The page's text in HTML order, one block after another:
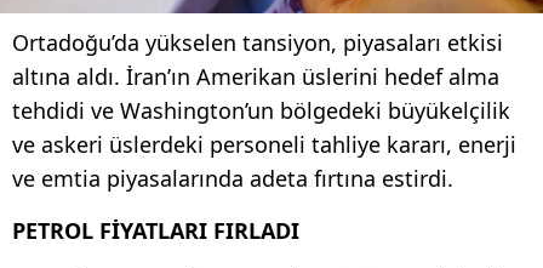
Ortadoğu’da yükselen tansiyon, piyasaları etkisi
altına aldı. İran’ın Amerikan üslerini hedef alma
tehdidi ve Washington’un bölgedeki büyükelçilik
ve askeri üslerdeki personeli tahliye kararı, enerji
ve emtia piyasalarında adeta fırtına estirdi.
PETROL FİYATLARI FIRLADI